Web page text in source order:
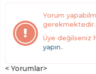
Yorum
gerekmektedir.
Üye değilseniz
yapın..
< Yorumlar>